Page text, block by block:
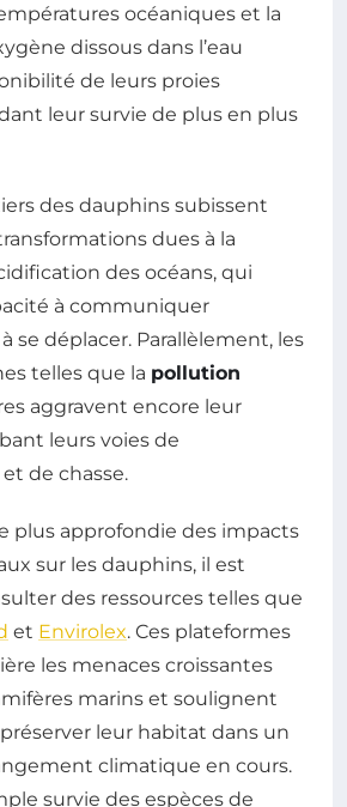
océaniques et la
dissous dans l’eau
de leurs proies
leur survie de plus en plus
des dauphins subissent
dues à la
des océans, qui
à communiquer
se déplacer. Parallèlement, les
telles que la pollution
aggravent encore leur
leurs voies de
de chasse.
plus approfondie des impacts
sur les dauphins, il est
des ressources telles que
et Envirolex. Ces plateformes
les menaces croissantes
marins et soulignent
leur habitat dans un
climatique en cours.
survie des espèces de